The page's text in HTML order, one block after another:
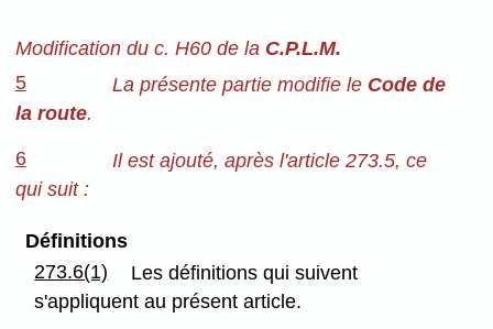
Modification du c. H60 de la C.P.L.M.
5
La présente partie modifie le Code de
la route.
6
Il est ajouté, après l'article 273.5, ce
qui suit :
Définitions
273.6(1)
Les définitions qui suivent
s'appliquent au présent article.